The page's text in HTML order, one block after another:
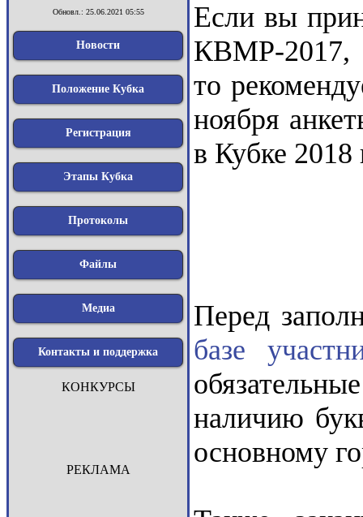
Обновл.: 25.06.2021 05:55
Новости
Положение Кубка
Регистрация
Этапы Кубка
Протоколы
Файлы
Медиа
Контакты и поддержка
КОНКУРСЫ
РЕКЛАМА
Если вы
КВМР-2017,
то
ноября
в Кубке 2018
Перед
базе
наличию
основному